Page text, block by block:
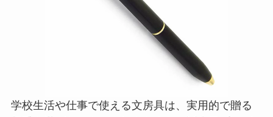
学校生活や仕事で使える文房具は、実用的で贈る